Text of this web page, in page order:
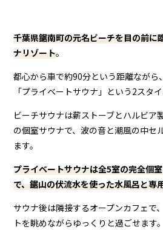
千葉県鋸南町の元名ビーチを目の前に
ナリゾート。
都心から車で約90分という距離ながら
「プライベートサウナ」という2スタ
ビーチサウナは薪ストーブとハルビア
の個室サウナで、波の音と潮風の中セ
ます。
プライベートサウナは全5室の完全個
で、鋸山の伏流水を使った水風呂と専
サウナ後は隣接するオープンカフェで
トを眺めながらゆっくりと過ごせます。